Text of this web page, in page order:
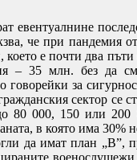
евентуалнине
че при пандемия
е почти два
35 млн. без да
говорейки за
сектор се
80 000, 150 или
в която има
да имат план „В”,